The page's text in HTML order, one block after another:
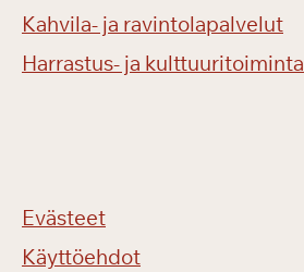
Kahvila- ja ravintolapalvelut
Harrastus- ja kulttuuritoiminta
Evästeet
Käyttöehdot